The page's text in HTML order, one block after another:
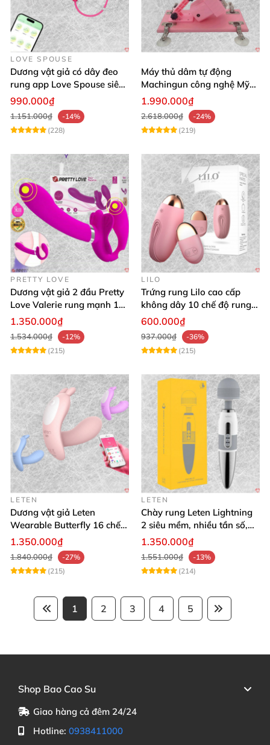
LOVE SPOUSE
Dương vật giả có dây đeo
rung app Love Spouse siêu
kích thích cho Les
990.000₫
1.151.000₫
-14%
(228)
Máy thủ dâm tự động
Machingun công nghệ Mỹ
kích thích cực mạnh
1.990.000₫
2.618.000₫
-24%
(219)
PRETTY LOVE
Dương vật giả 2 đầu Pretty
Love Valerie rung mạnh 12
chế độ
1.350.000₫
1.534.000₫
-12%
(215)
LILO
Trứng rung Lilo cao cấp
không dây 10 chế độ rung
điều khiển USB
600.000₫
937.000₫
-36%
(215)
LETEN
Dương vật giả Leten
Wearable Butterfly 16 chế
độ rung điều khiển
1.350.000₫
1.840.000₫
-27%
(215)
LETEN
Chày rung Leten Lightning
2 siêu mềm, nhiều tần số,
phát nhiệt kích thích
1.350.000₫
1.551.000₫
-13%
(214)
1 2 3 4 5
Shop Bao Cao Su
Giao hàng cả đêm 24/24
Hotline: 0938411000